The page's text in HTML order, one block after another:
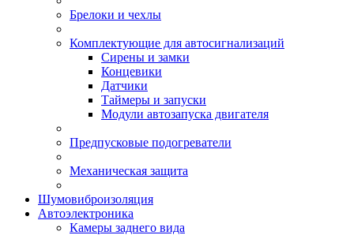
Брелоки и чехлы
Комплектующие для автосигнализаций
Сирены и замки
Концевики
Датчики
Таймеры и запуски
Модули автозапуска двигателя
Предпусковые подогреватели
Механическая защита
Шумовиброизоляция
Автоэлектроника
Камеры заднего вида